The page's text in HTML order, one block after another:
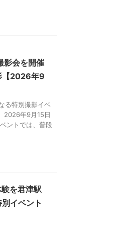
影会を開催
【2026年9
る特別撮影イベ
2026年9月15日
ントでは、普段
を君津駅
イベント